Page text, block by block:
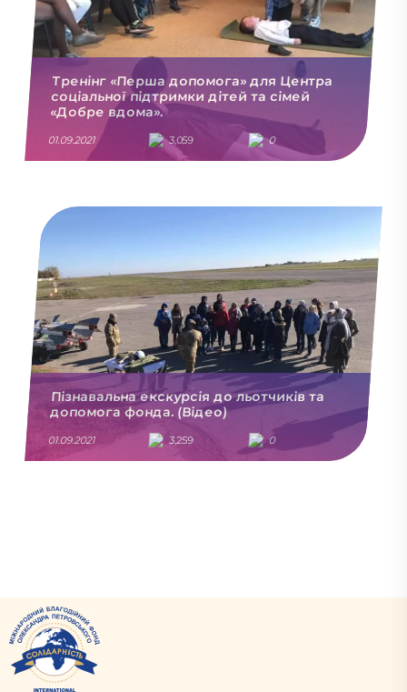
Тренiнг «Перша допомога» для Центра
соціальної пiдтримки дiтей та сiмей
«Добре вдома».
01.09.2021 3,059 0
Пізнавальна екскурсія до льотчиків та
допомога фонда. (Відео)
01.09.2021 3,259 0